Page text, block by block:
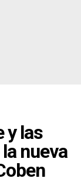
y las
nueva